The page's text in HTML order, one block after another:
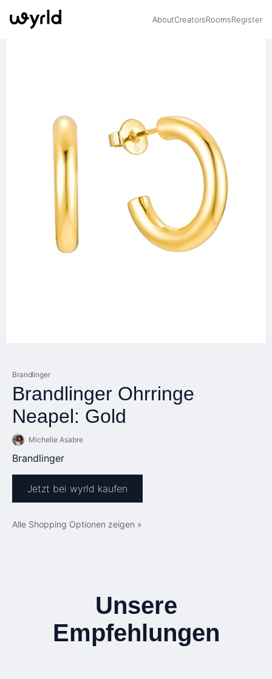
AboutCreatorsRoomsRegister
Brandlinger
Brandlinger Ohrringe
Neapel: Gold
Michelle Asabre
Brandlinger
Jetzt bei wyrld kaufen
Alle Shopping Optionen zeigen »
Unsere
Empfehlungen